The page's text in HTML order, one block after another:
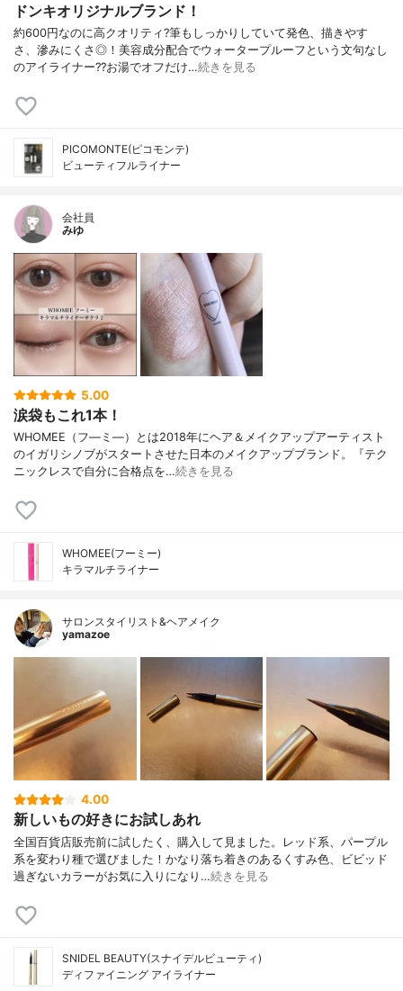
ドンキオリジナルブランド！
約600円なのに高クオリティ?筆もしっかりしていて発色、描きやす
さ、滲みにくさ◎！美容成分配合でウォータープルーフという文句なし
のアイライナー??お湯でオフだけ…続きを見る
PICOMONTE(ピコモンテ)
ビューティフルライナー
会社員
みゆ
5.00
涙袋もこれ1本！
WHOMEE（フ―ミ―）とは2018年にヘア＆メイクアップアーティスト
のイガリシノブがスタートさせた日本のメイクアップブランド。『テク
ニックレスで自分に合格点を…続きを見る
WHOMEE(フーミー)
キラマルチライナー
サロンスタイリスト&ヘアメイク
yamazoe
4.00
新しいもの好きにお試しあれ
全国百貨店販売前に試したく、購入して見ました。レッド系、パープル
系を変わり種で選びました！かなり落ち着きのあるくすみ色、ビビッド
過ぎないカラーがお気に入りになり…続きを見る
SNIDEL BEAUTY(スナイデルビューティ)
ディファイニング アイライナー